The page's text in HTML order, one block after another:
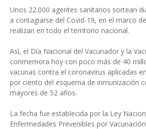
Unos 22.000 agentes sanitarios sortean
a contagiarse del Covid-19, en el marco
realizan en todo el territorio nacional.
Así, el Día Nacional del Vacunador y la
conmemora hoy con poco más de 40
vacunas contra el coronavirus aplicadas
por ciento del esquema de inmunización
mayores de 52 años.
La fecha fue establecida por la Ley
Enfermedades Prevenibles por